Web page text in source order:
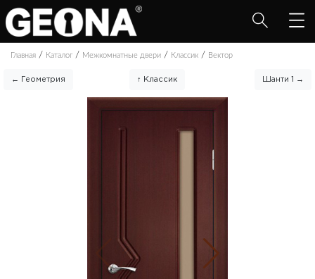
Главная / Каталог / Межкомнатные двери / Классик / Вектор
← Геометрия ↑ Классик Шанти 1 →